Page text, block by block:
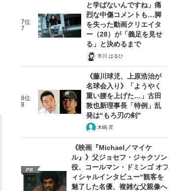
7位
7
と学ばないんですね」痛
烈な中傷コメントも…脚
を失った動画クリエイタ
ー（28）が「義足を見せ
る」と決めるまで
市川 はるひ
8位
8
《藤川球児、上原浩治が
名球会入り》「ようやく
重い腰を上げた…」古田
敦也新理事長「特例」乱
発は“もろ刃の剣”
木嶋 昇
PR
《映画『Michael／マイケ
ル』》父ジョセフ・ジャクソン
役、コールマン・ドミンゴ オフ
ィシャルインタビュー“観客を
魅了した名優、複雑な父親像へ